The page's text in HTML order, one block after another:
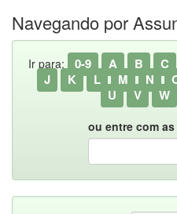
Navegando por
Ir para: 0-9 A B C
J
K L M N
U
V W
ou entre com